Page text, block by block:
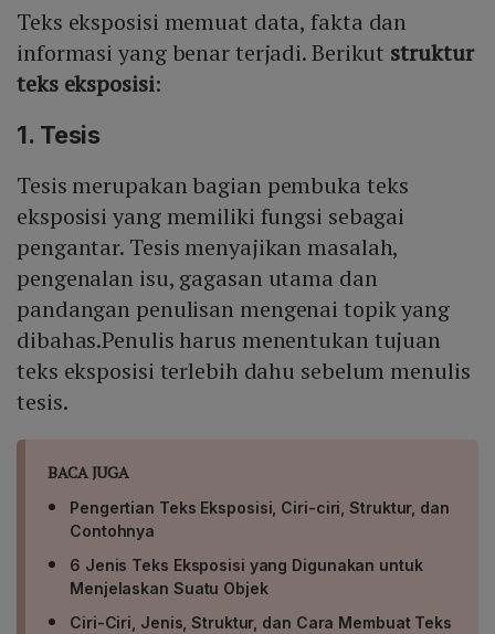
Teks eksposisi memuat data, fakta dan
informasi yang benar terjadi. Berikut struktur
teks eksposisi:
1. Tesis
Tesis merupakan bagian pembuka teks
eksposisi yang memiliki fungsi sebagai
pengantar. Tesis menyajikan masalah,
pengenalan isu, gagasan utama dan
pandangan penulisan mengenai topik yang
dibahas.Penulis harus menentukan tujuan
teks eksposisi terlebih dahu sebelum menulis
tesis.
BACA JUGA
Pengertian Teks Eksposisi, Ciri-ciri, Struktur, dan
Contohnya
6 Jenis Teks Eksposisi yang Digunakan untuk
Menjelaskan Suatu Objek
Ciri-Ciri, Jenis, Struktur, dan Cara Membuat Teks